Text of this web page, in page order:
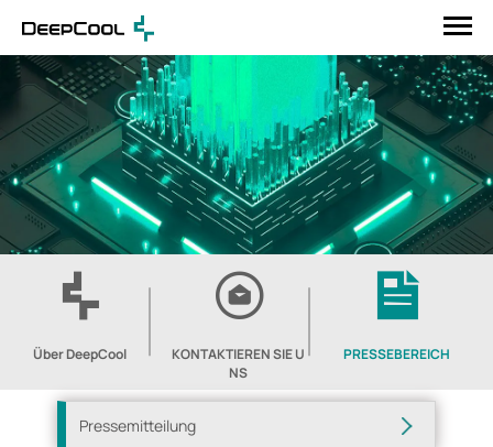
Über DeepCool
KONTAKTIEREN SIE U
NS
PRESSEBEREICH
Pressemitteilung